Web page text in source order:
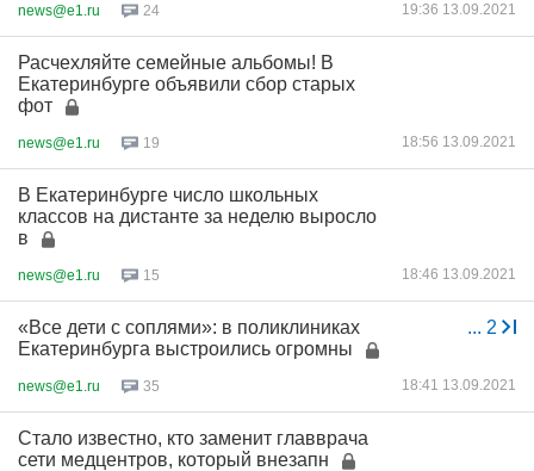
news@e1.ru 24 19:36 13.09.2021
Расчехляйте семейные альбомы! В
Екатеринбурге объявили сбор старых
фот
news@e1.ru 19 18:56 13.09.2021
В Екатеринбурге число школьных
классов на дистанте за неделю выросло
в
news@e1.ru 15 18:46 13.09.2021
... 2
«Все дети с соплями»: в поликлиниках
Екатеринбурга выстроились огромны
news@e1.ru 35 18:41 13.09.2021
Стало известно, кто заменит главврача
сети медцентров, который внезапн